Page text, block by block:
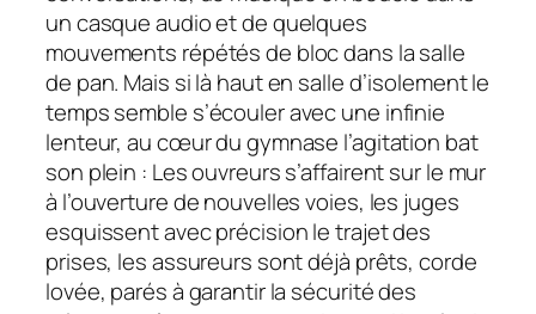
un casque audio et de quelques
mouvements répétés de bloc dans la salle
de pan. Mais si là haut en salle d’isolement le
temps semble s’écouler avec une infinie
lenteur, au cœur du gymnase l’agitation bat
son plein : Les ouvreurs s’affairent sur le mur
à l’ouverture de nouvelles voies, les juges
esquissent avec précision le trajet des
prises, les assureurs sont déjà prêts, corde
lovée, parés à garantir la sécurité des